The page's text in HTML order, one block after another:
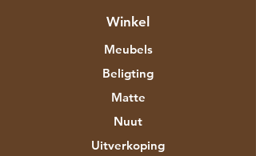
Winkel
Meubels
Beligting
Matte
Nuut
Uitverkoping